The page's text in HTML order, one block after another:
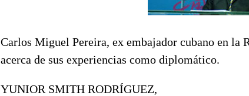
Carlos Miguel Pereira, ex embajador cubano en la
acerca de sus experiencias como diplomático.
YUNIOR SMITH RODRÍGUEZ,